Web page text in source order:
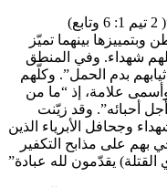
وبتمييزها بينهما تميّز
شهداء. وفي المنطق
بدم الحمل”. وكلّهم
علامة، إذ “ما من
أحبائه”. وقد زيّنت
وجحافل الأبرياء الذين
على مذابح التكفير
القتلة) يقدّمون لله عبادة”